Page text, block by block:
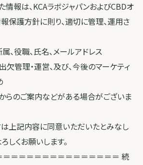
情報は、KCAラボジャパンおよびCBDオ
保護方針に則り、適切に管理、運用さ
、役職、氏名、メールアドレス
欠管理・運営、及び、今後のマーケティ
らのご案内などがある場合がございま
上記内容に同意いただいたとみなし
しくお願いします。
＝＝＝＝＝＝＝＝＝＝＝＝＝＝ 続